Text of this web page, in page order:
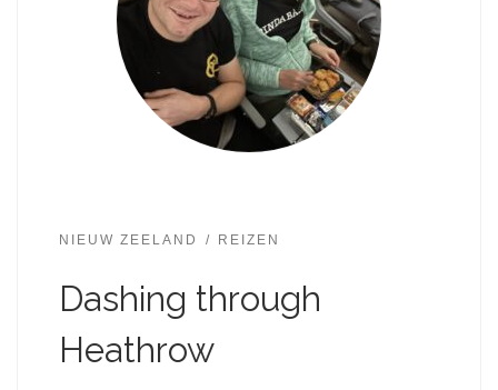
NIEUW ZEELAND REIZEN
Dashing through
Heathrow